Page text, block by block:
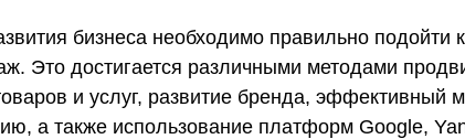
бизнеса необходимо правильно подойти к
Это достигается различными методами
и услуг, развитие бренда, эффективный
а также использование платформ Google,